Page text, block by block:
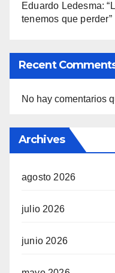
Eduardo Ledesma:
tenemos que perder”
Recent
No hay comentarios
Archives
agosto 2026
julio 2026
junio 2026